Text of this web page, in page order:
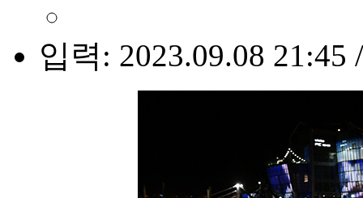
입력: 2023.09.08 21:45